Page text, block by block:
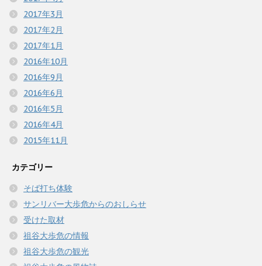
2017年3月
2017年2月
2017年1月
2016年10月
2016年9月
2016年6月
2016年5月
2016年4月
2015年11月
カテゴリー
そば打ち体験
サンリバー大歩危からのおしらせ
受けた取材
祖谷大歩危の情報
祖谷大歩危の観光